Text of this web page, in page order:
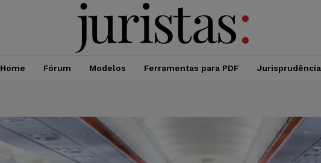
Home Fórum Modelos Ferramentas para PDF